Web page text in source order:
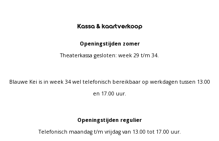
Kassa & kaartverkoop
Openingstijden zomer
Theaterkassa gesloten: week 29 t/m 34.
Blauwe Kei is in week 34 wel telefonisch bereikbaar op werkdagen tussen 13.00
en 17.00 uur.
Openingstijden regulier
Telefonisch maandag t/m vrijdag van 13.00 tot 17.00 uur.